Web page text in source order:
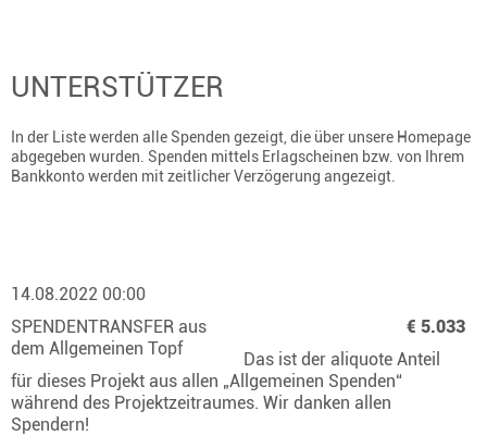
UNTERSTÜTZER
In der Liste werden alle Spenden gezeigt, die über unsere Homepage
abgegeben wurden. Spenden mittels Erlagscheinen bzw. von Ihrem
Bankkonto werden mit zeitlicher Verzögerung angezeigt.
14.08.2022 00:00
SPENDENTRANSFER aus
dem Allgemeinen Topf
€ 5.033
Das ist der aliquote Anteil
für dieses Projekt aus allen „Allgemeinen Spenden“
während des Projektzeitraumes. Wir danken allen
Spendern!